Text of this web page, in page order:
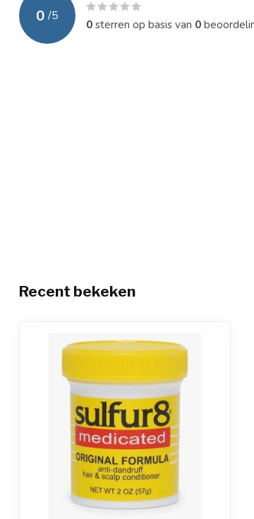
0 /5
0sterren op basis van 0
Recent bekeken